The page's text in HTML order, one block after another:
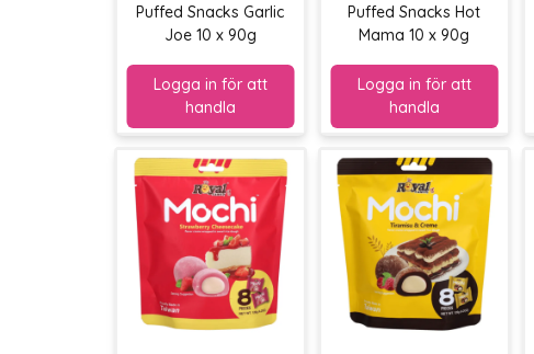
Puffed Snacks Garlic
Joe 10 x 90g
Puffed Snacks Hot
Mama 10 x 90g